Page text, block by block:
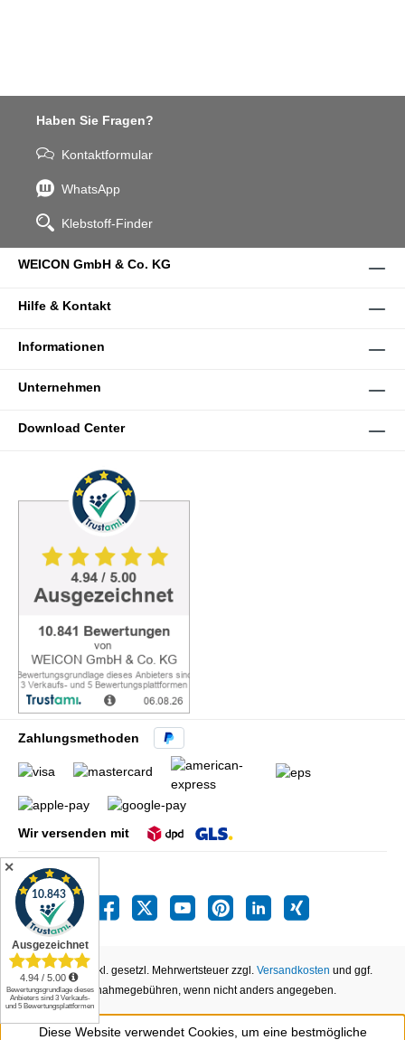
Haben Sie Fragen?
Kontaktformular
WhatsApp
Klebstoff-Finder
WEICON GmbH & Co. KG
Hilfe & Kontakt
Informationen
Unternehmen
Download Center
Zahlungsmethoden
Wir versenden mit
Alle Preise inkl. gesetzl. Mehrwertsteuer zzgl. Versandkosten und ggf.
Nachnahmegebühren, wenn nicht anders angegeben.
Diese Website verwendet Cookies, um eine bestmögliche
✕